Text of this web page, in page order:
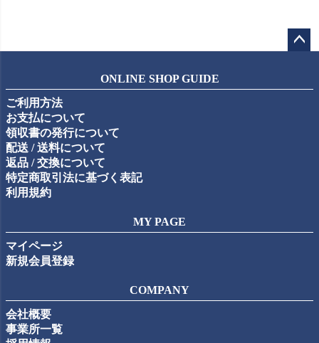
ップ
ONLINE SHOP GUIDE
ご利用方法
お支払について
領収書の発行について
配送 / 送料について
返品 / 交換について
特定商取引法に基づく表記
利用規約
MY PAGE
マイページ
新規会員登録
COMPANY
会社概要
事業所一覧